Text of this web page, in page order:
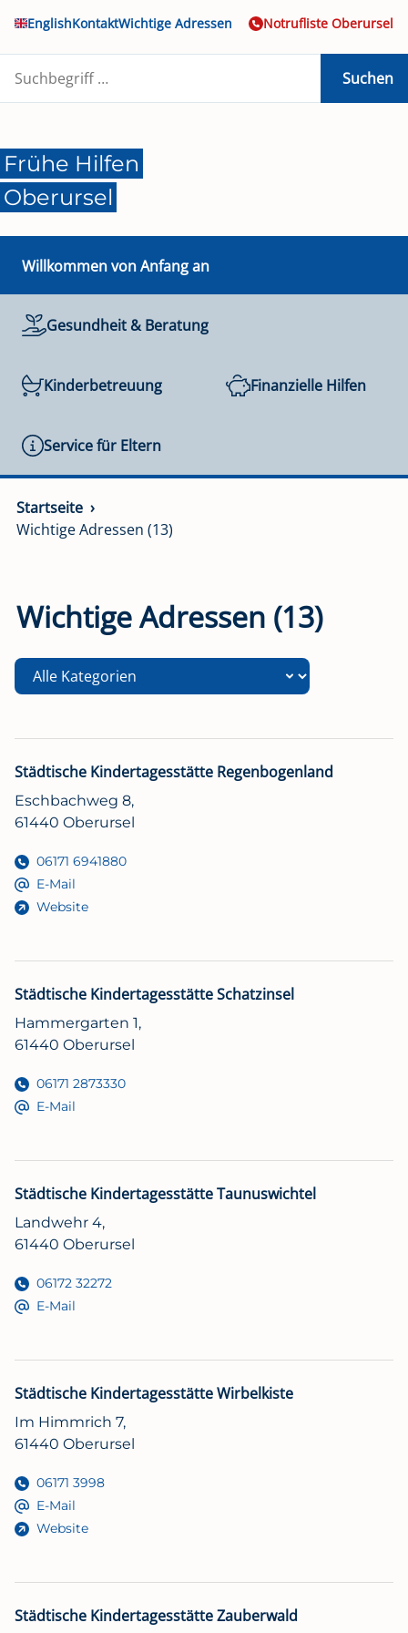
Frühe Hilfen
Oberursel
Suchen
Notrufliste Oberursel
EnglishKontaktWichtige Adressen
Willkommen von Anfang an
Gesundheit & Beratung
Kinderbetreuung Finanzielle Hilfen
Service für Eltern
Startseite
Wichtige Adressen (13)
Wichtige Adressen (13)
Städtische Kindertagesstätte Regenbogenland
Eschbachweg 8,
61440 Oberursel
06171 6941880
E-Mail
Website
Städtische Kindertagesstätte Schatzinsel
Hammergarten 1,
61440 Oberursel
06171 2873330
E-Mail
Städtische Kindertagesstätte Taunuswichtel
Landwehr 4,
61440 Oberursel
06172 32272
E-Mail
Städtische Kindertagesstätte Wirbelkiste
Im Himmrich 7,
61440 Oberursel
06171 3998
E-Mail
Website
Städtische Kindertagesstätte Zauberwald